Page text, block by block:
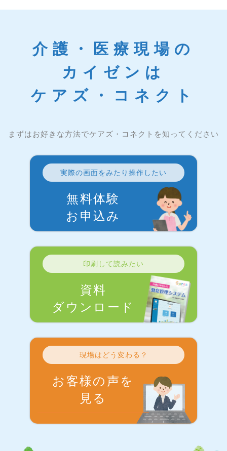
介護・医療現場の
カイゼンは
ケアズ・コネクト
まずはお好きな方法でケアズ・コネクトを知ってください
実際の画面をみたり操作したい
無料体験
お申込み
印刷して読みたい
資料
ダウンロード
現場はどう変わる？
お客様の声を
見る